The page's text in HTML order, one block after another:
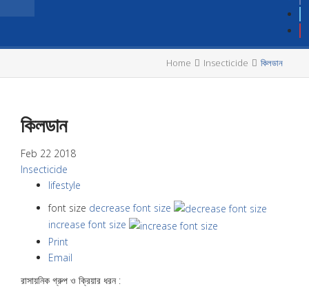
Home Insecticide কিলডান
কিলডান
Feb 22 2018
Insecticide
lifestyle
font size decrease font size
increase font size
Print
Email
রাসায়নিক গ্রুপ ও ক্রিয়ার ধরন :